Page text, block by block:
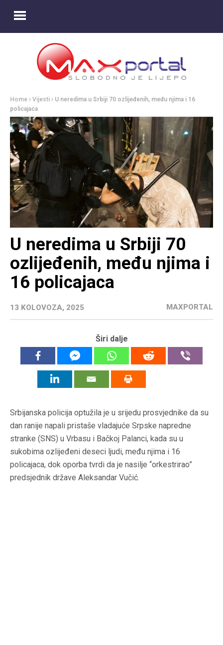
Home Vijesti
U neredima u Srbiji 70 ozlijeđenih, među njima i 16
policajaca
U neredima u Srbiji 70
ozlijeđenih, među njima i
16 policajaca
13 KOLOVOZA, 2025 MAXPORTAL
Širi dalje
Srbijanska policija optužila je u srijedu prosvjednike da su
dan ranije napali pristaše vladajuće Srpske napredne
stranke (SNS) u Vrbasu i Bačkoj Palanci, kada su u
sukobima ozlijeđeni deseci ljudi, među njima i 16
policajaca, dok oporba tvrdi da je nasilje “orkestrirao”
predsjednik države Aleksandar Vučić.